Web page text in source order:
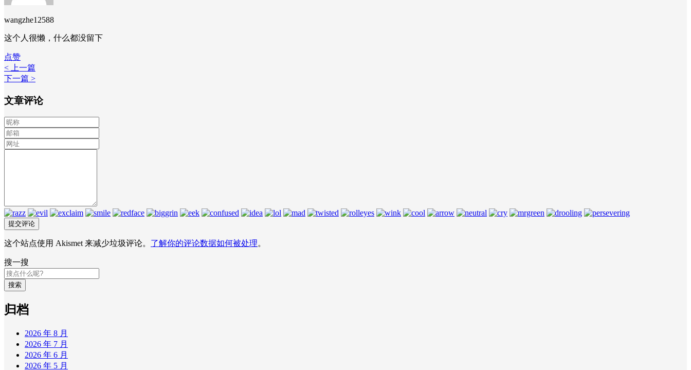
wangzhe12588
这个人很懒，什么都没留下
点赞
< 上一篇
下一篇 >
文章评论
这个站点使用 Akismet 来减少垃圾评论。 了解你的评论数据如何被处理。
搜一搜
搜索
归档
2026 年 8 月
2026 年 7 月
2026 年 6 月
2026 年 5 月